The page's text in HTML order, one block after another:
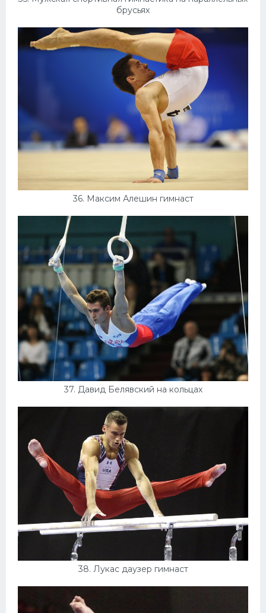
брусьях
36. Максим Алешин гимнаст
37. Давид Белявский на кольцах
38. Лукас даузер гимнаст